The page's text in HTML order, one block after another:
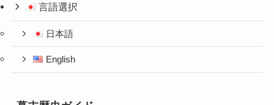
言語選択
日本語
English